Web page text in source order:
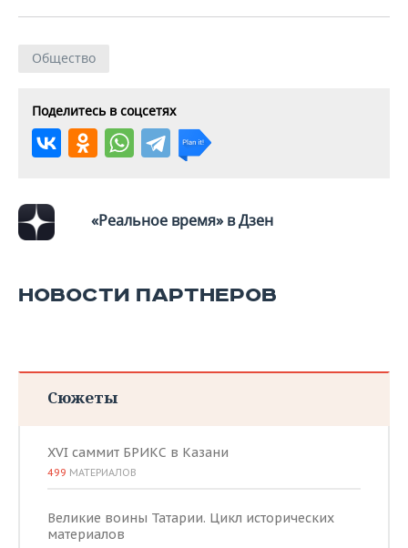
Общество
Поделитесь в соцсетях
«Реальное время» в Дзен
НОВОСТИ ПАРТНЕРОВ
Сюжеты
XVI саммит БРИКС в Казани
499 МАТЕРИАЛОВ
Великие воины Татарии. Цикл исторических
материалов